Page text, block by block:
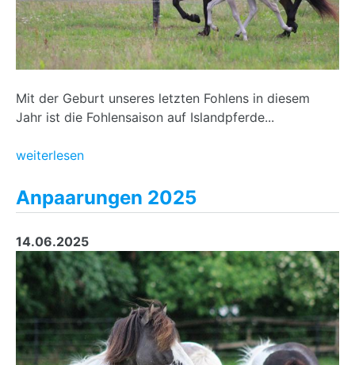
Mit der Geburt unseres letzten Fohlens in diesem
Jahr ist die Fohlensaison auf Islandpferde...
weiterlesen
Anpaarungen 2025
14.06.2025